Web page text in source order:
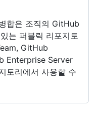
합은 조직의 GitHub
는 퍼블릭 리포지토
GitHub
Enterprise Server
토리에서 사용할 수